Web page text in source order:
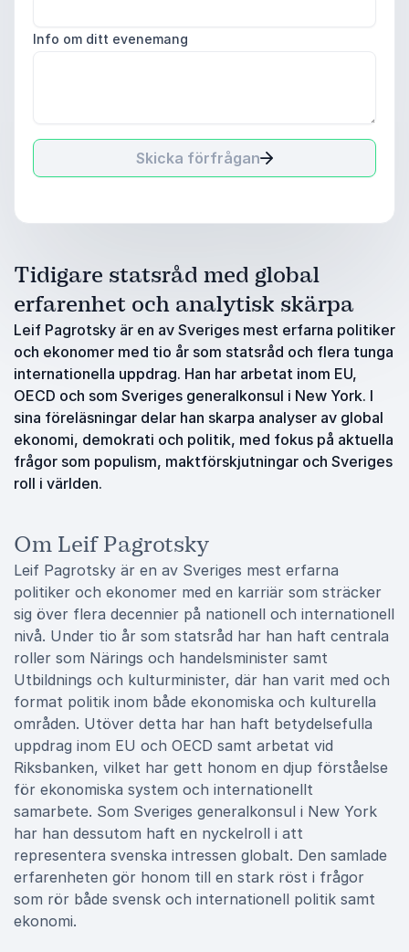
Info om ditt evenemang
Skicka förfrågan
Tidigare statsråd med global
erfarenhet och analytisk skärpa
Leif Pagrotsky är en av Sveriges mest erfarna politiker
och ekonomer med tio år som statsråd och flera tunga
internationella uppdrag. Han har arbetat inom EU,
OECD och som Sveriges generalkonsul i New York. I
sina föreläsningar delar han skarpa analyser av global
ekonomi, demokrati och politik, med fokus på aktuella
frågor som populism, maktförskjutningar och Sveriges
roll i världen.
Om Leif Pagrotsky
Leif Pagrotsky är en av Sveriges mest erfarna
politiker och ekonomer med en karriär som sträcker
sig över flera decennier på nationell och internationell
nivå. Under tio år som statsråd har han haft centrala
roller som Närings och handelsminister samt
Utbildnings och kulturminister, där han varit med och
format politik inom både ekonomiska och kulturella
områden. Utöver detta har han haft betydelsefulla
uppdrag inom EU och OECD samt arbetat vid
Riksbanken, vilket har gett honom en djup förståelse
för ekonomiska system och internationellt
samarbete. Som Sveriges generalkonsul i New York
har han dessutom haft en nyckelroll i att
representera svenska intressen globalt. Den samlade
erfarenheten gör honom till en stark röst i frågor
som rör både svensk och internationell politik samt
ekonomi.